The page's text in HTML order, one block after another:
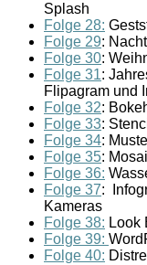
Splash
Folge 28:
Folge 29:
Folge 30:
Folge 31:
Flipagram und
Folge 32:
Folge 33:
Folge 34:
Folge 35:
Folge 36:
Folge 37:
Kameras
Folge 38: Look
Folge 39:
Folge 40: